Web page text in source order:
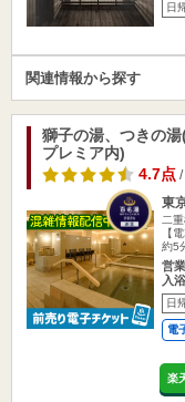
日
関連情報から探す
獅子の湯、つきの
プレミア内)
4.7点/
東
二
【
約5
営
入
日
電
楽